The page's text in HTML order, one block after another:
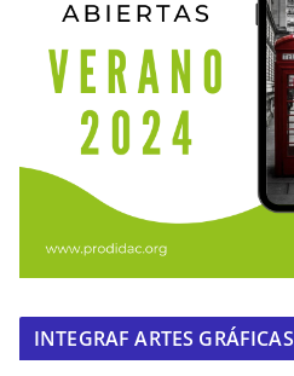
INTEGRAF ARTES GRÁFICAS